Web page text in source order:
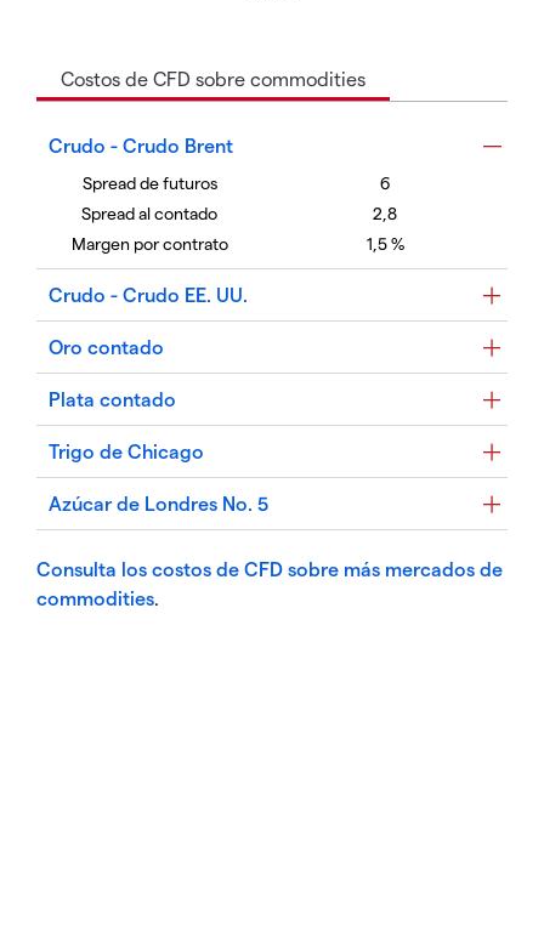
Costos de CFD sobre commodities
Crudo - Crudo Brent
6
2,8
1,5 %
Crudo - Crudo EE. UU.
Oro contado
Plata contado
Trigo de Chicago
Azúcar de Londres No. 5
Consulta los costos de CFD sobre más mercados de
commodities.